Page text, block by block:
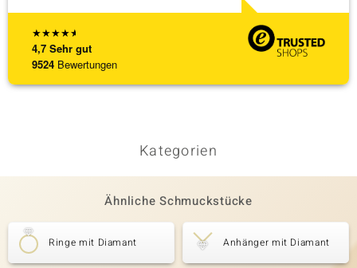
★★★★★
4,7 Sehr gut
9524 Bewertungen
Kategorien
Ähnliche Schmuckstücke
Ringe mit Diamant Anhänger mit Diamant